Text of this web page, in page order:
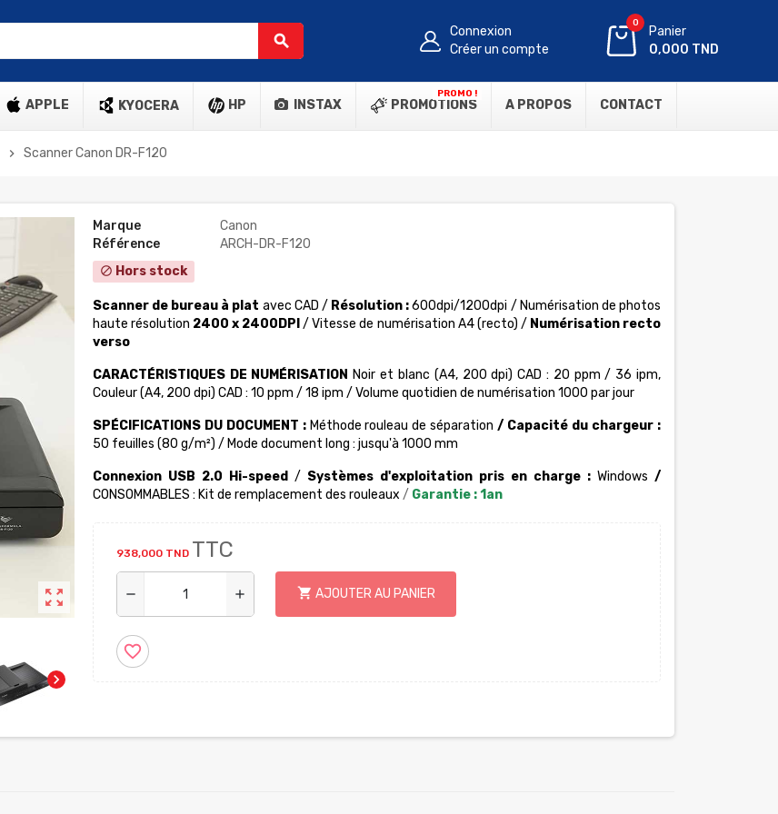
search
Connexion
Créer un compte
0
Panier
0,000 TND
APPLE KYOCERA HP INSTAX PROMOTIONS
PROMO !
A PROPOS CONTACT
chevron_right Scanner Canon DR-F120
zoom_out_map
chevron_right
Marque
Canon
Référence
ARCH-DR-F120
block Hors stock
Scanner de bureau à plat avec CAD / Résolution :600dpi/1200dpi / Numérisation de photos
haute résolution 2400 x 2400DPI/Vitesse de numérisation A4 (recto) / Numérisation recto
verso
CARACTÉRISTIQUES DE NUMÉRISATION Noir et blanc (A4, 200 dpi) CAD : 20 ppm / 36 ipm,
Couleur (A4, 200 dpi) CAD : 10 ppm / 18 ipm / Volume quotidien de numérisation 1000 par jour
SPÉCIFICATIONS DU DOCUMENT : Méthode rouleau de séparation/ Capacité du chargeur :
50 feuilles (80 g/m²) / Mode document long : jusqu'à 1000 mm
Connexion USB 2.0 Hi-speed / Systèmes d'exploitation pris en charge :Windows /
CONSOMMABLES : Kit de remplacement des rouleaux / Garantie : 1an
938,000 TND TTC
remove add shopping_cart AJOUTER AU PANIER
favorite_border